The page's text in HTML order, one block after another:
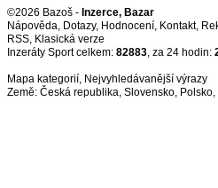
©2026 Bazoš - Inzerce, Bazar
Nápověda, Dotazy, Hodnocení, Kontakt,
RSS,
Inzeráty Sport celkem: 82883, za 24 hodin:
Mapa kategorií, Nejvyhledávanější výrazy
Země: Česká republika, Slovensko, Polsko,